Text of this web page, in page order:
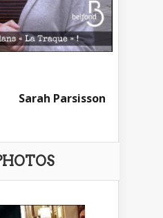
Sarah Parsisson